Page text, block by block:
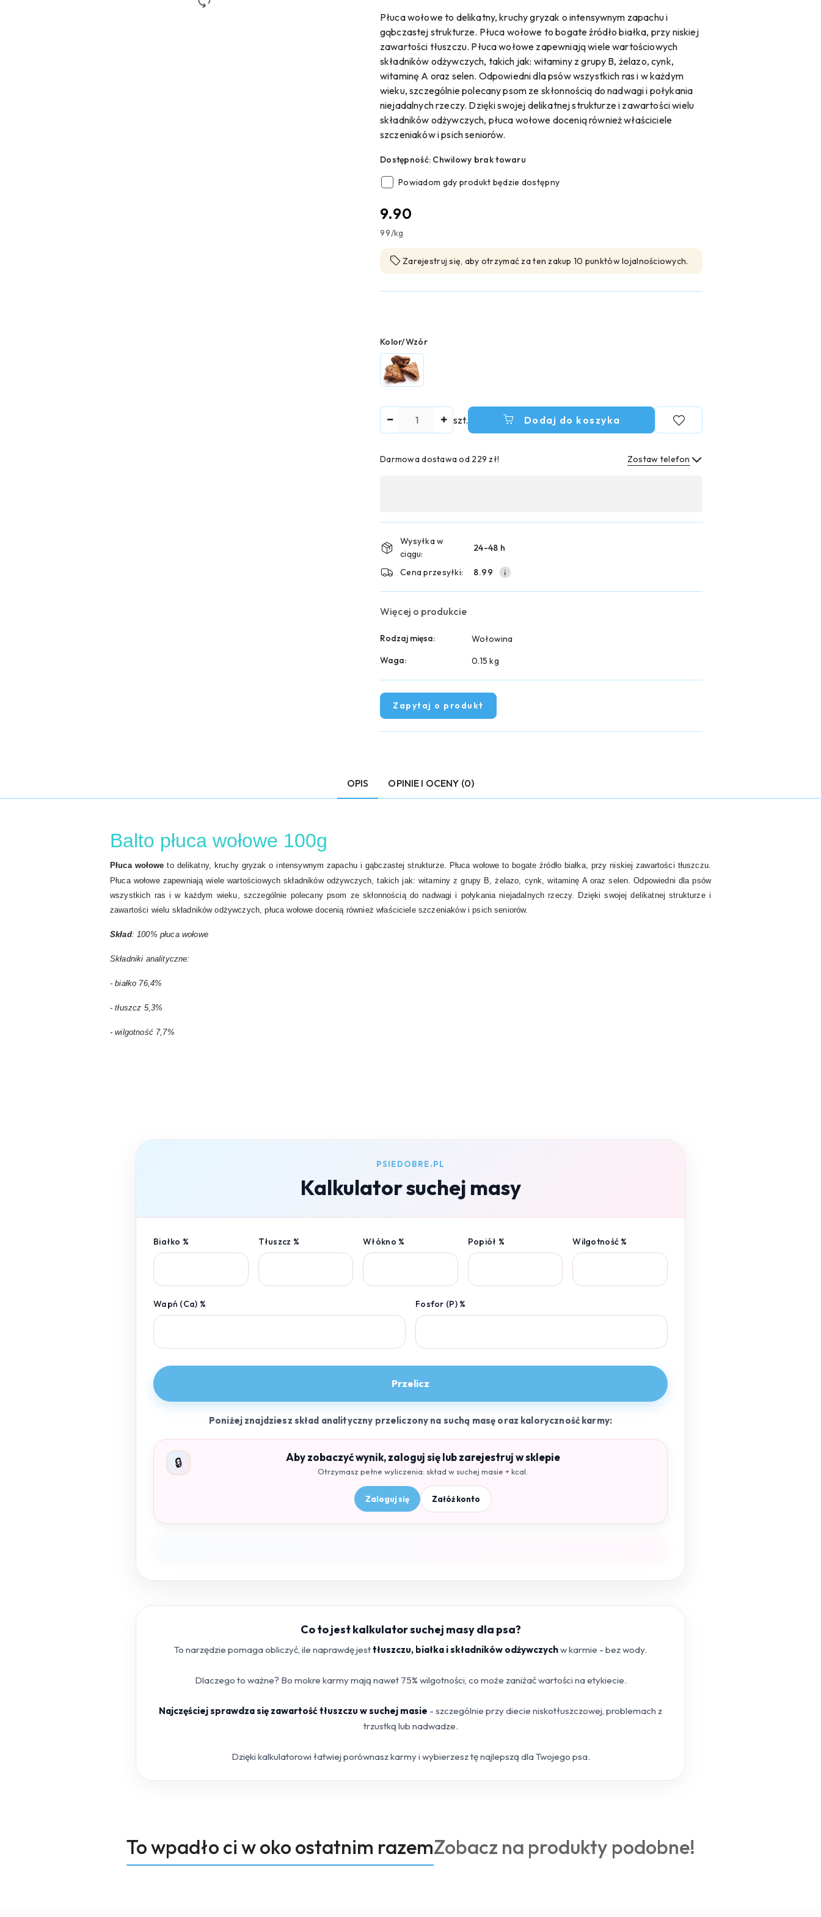
Płuca wołowe to delikatny, kruchy gryzak o intensywnym zapachu i
gąbczastej strukturze. Płuca wołowe to bogate źródło białka, przy niskiej
zawartości tłuszczu. Płuca wołowe zapewniają wiele wartościowych
składników odżywczych, takich jak: witaminy z grupy B, żelazo, cynk,
witaminę A oraz selen. Odpowiedni dla psów wszystkich ras i w każdym
wieku, szczególnie polecany psom ze skłonnością do nadwagi i połykania
niejadalnych rzeczy. Dzięki swojej delikatnej strukturze i zawartości wielu
składników odżywczych, płuca wołowe docenią również właściciele
szczeniaków i psich seniorów.
Dostępność: Chwilowy brak towaru
Powiadom gdy produkt będzie dostępny
cena:
9.90
99/kg
Zarejestruj się, aby otrzymać za ten zakup 10 punktów lojalnościowych.
Wariant
Kolor/Wzór
szt. Dodaj do koszyka
Darmowa dostawa od 229 zł! Zostaw telefon
płatność
i
dostawa
Wysyłka w
ciągu:
24-48 h
Cena przesyłki: 8.99
Więcej o produkcie
Rodzaj mięsa:
Wołowina
Waga:
0.15 kg
Zapytaj o produkt
OPIS OPINIE I OCENY (0)
Balto płuca wołowe 100g
Płuca wołowe to delikatny, kruchy gryzak o intensywnym zapachu i gąbczastej strukturze. Płuca wołowe to bogate źródło białka, przy niskiej zawartości tłuszczu.
Płuca wołowe zapewniają wiele wartościowych składników odżywczych, takich jak: witaminy z grupy B, żelazo, cynk, witaminę A oraz selen. Odpowiedni dla psów
wszystkich ras i w każdym wieku, szczególnie polecany psom ze skłonnością do nadwagi i połykania niejadalnych rzeczy. Dzięki swojej delikatnej strukturze i
zawartości wielu składników odżywczych, płuca wołowe docenią również właściciele szczeniaków i psich seniorów.
Skład: 100% płuca wołowe
Składniki analityczne:
- białko 76,4%
- tłuszcz 5,3%
- wilgotność 7,7%
PSIEDOBRE.PL
Kalkulator suchej masy
Białko % Tłuszcz % Włókno % Popiół % Wilgotność %
Wapń (Ca) % Fosfor (P) %
Przelicz
Poniżej znajdziesz skład analityczny przeliczony na suchą masę oraz kaloryczność karmy:
🔒 Aby zobaczyć wynik, zaloguj się lub zarejestruj w sklepie
Otrzymasz pełne wyliczenia: skład w suchej masie + kcal.
Zaloguj się Załóż konto
Co to jest kalkulator suchej masy dla psa?
To narzędzie pomaga obliczyć, ile naprawdę jesttłuszczu, białka i składników odżywczychw karmie - bez wody.
Dlaczego to ważne? Bo mokre karmy mają nawet 75% wilgotności, co może zaniżać wartości na etykiecie.
Najczęściej sprawdza się zawartość tłuszczu w suchej masie - szczególnie przy diecie niskotłuszczowej, problemach z
trzustką lub nadwadze.
Dzięki kalkulatorowi łatwiej porównasz karmy i wybierzesz tę najlepszą dla Twojego psa.
Pomiń karuzelę produktówProdukty
o
To wpadło ci w oko ostatnim razemProdukty
o
Zobacz na produkty podobne!